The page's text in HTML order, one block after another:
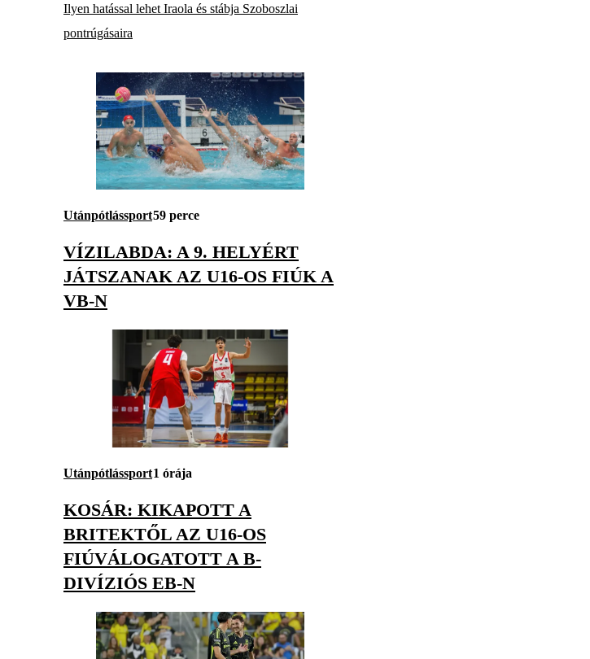
Ilyen hatással lehet Iraola és stábja Szoboszlai
pontrúgásaira
Utánpótlássport59 perce
VÍZILABDA: A 9. HELYÉRT
JÁTSZANAK AZ U16-OS FIÚK A
VB-N
Utánpótlássport1 órája
KOSÁR: KIKAPOTT A
BRITEKTŐL AZ U16-OS
FIÚVÁLOGATOTT A B-
DIVÍZIÓS EB-N